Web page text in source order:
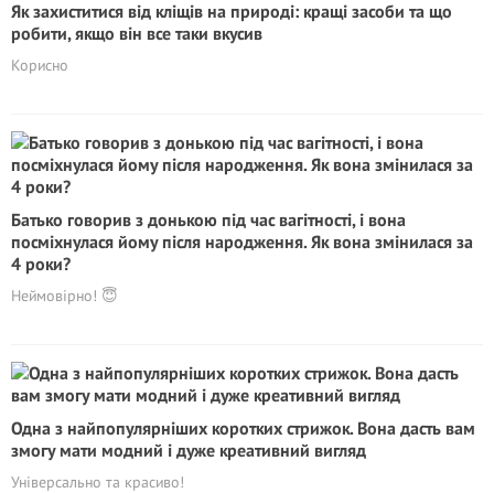
Як захиститися від кліщів на природі: кращі засоби та що
робити, якщо він все таки вкусив
Корисно
Батько говорив з донькою під час вагітності, і вона
посміхнулася йому після народження. Як вона змінилася за
4 роки?
Неймовірно! 😇
Одна з найпопулярніших коротких стрижок. Вона дасть вам
змогу мати модний і дуже креативний вигляд
Універсально та красиво!